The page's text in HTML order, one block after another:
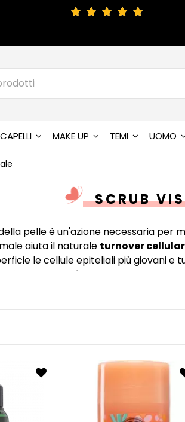
CAPELLI MAKE UP TEMI UOMO
SCRUB
pelle è un'azione necessaria per
aiuta il naturale turnover
le cellule epiteliali più giovani e
è la pelle perfetta